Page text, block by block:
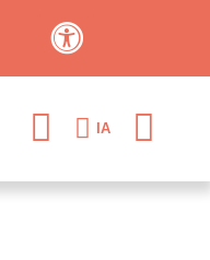
IA